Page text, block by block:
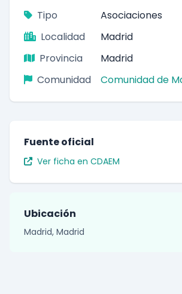
Tipo
Asociaciones
Localidad
Madrid
Provincia
Madrid
Comunidad
Comunidad de
Fuente oficial
Ver ficha en CDAEM
Ubicación
Madrid, Madrid